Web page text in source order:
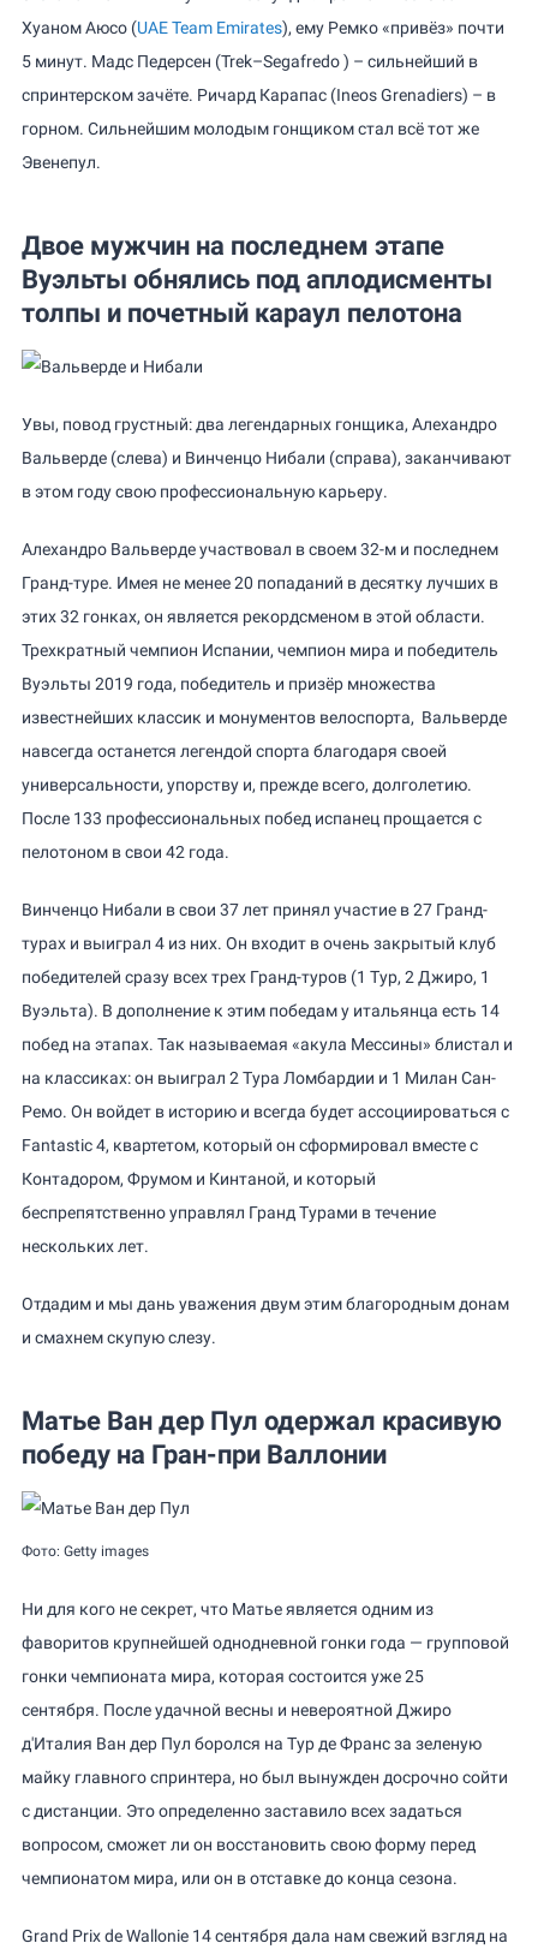
Хуаном Аюсо (UAE Team Emirates), ему Ремко «привёз» почти
5 минут. Мадс Педерсен (Trek–Segafredo ) – сильнейший в
спринтерском зачёте. Ричард Карапас (Ineos Grenadiers) – в
горном. Сильнейшим молодым гонщиком стал всё тот же
Эвенепул.
Двое мужчин на последнем этапе
Вуэльты обнялись под аплодисменты
толпы и почетный караул пелотона
Увы, повод грустный: два легендарных гонщика, Алехандро
Вальверде (слева) и Винченцо Нибали (справа), заканчивают
в этом году свою профессиональную карьеру.
Алехандро Вальверде участвовал в своем 32-м и последнем
Гранд-туре. Имея не менее 20 попаданий в десятку лучших в
этих 32 гонках, он является рекордсменом в этой области.
Трехкратный чемпион Испании, чемпион мира и победитель
Вуэльты 2019 года, победитель и призёр множества
известнейших классик и монументов велоспорта, Вальверде
навсегда останется легендой спорта благодаря своей
универсальности, упорству и, прежде всего, долголетию.
После 133 профессиональных побед испанец прощается с
пелотоном в свои 42 года.
Винченцо Нибали в свои 37 лет принял участие в 27 Гранд-
турах и выиграл 4 из них. Он входит в очень закрытый клуб
победителей сразу всех трех Гранд-туров (1 Тур, 2 Джиро, 1
Вуэльта). В дополнение к этим победам у итальянца есть 14
побед на этапах. Так называемая «акула Мессины» блистал и
на классиках: он выиграл 2 Тура Ломбардии и 1 Милан Сан-
Ремо. Он войдет в историю и всегда будет ассоциироваться с
Fantastic 4, квартетом, который он сформировал вместе с
Контадором, Фрумом и Кинтаной, и который
беспрепятственно управлял Гранд Турами в течение
нескольких лет.
Отдадим и мы дань уважения двум этим благородным донам
и смахнем скупую слезу.
Матье Ван дер Пул одержал красивую
победу на Гран-при Валлонии
Фото: Getty images
Ни для кого не секрет, что Матье является одним из
фаворитов крупнейшей однодневной гонки года — групповой
гонки чемпионата мира, которая состоится уже 25
сентября. После удачной весны и невероятной Джиро
д'Италия Ван дер Пул боролся на Тур де Франс за зеленую
майку главного спринтера, но был вынужден досрочно сойти
с дистанции. Это определенно заставило всех задаться
вопросом, сможет ли он восстановить свою форму перед
чемпионатом мира, или он в отставке до конца сезона.
Grand Prix de Wallonie 14 сентября дала нам свежий взгляд на